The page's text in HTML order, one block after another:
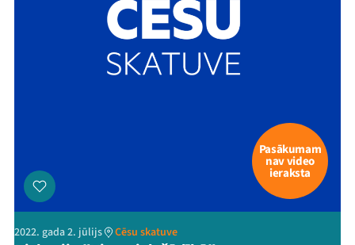
Ziedo
Veikals
Pasākumam
nav video
ieraksta
2022. gada 2. jūlijs Cēsu skatuve